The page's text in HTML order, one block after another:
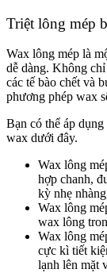
Triệt lông mép
Wax lông mép là
dễ dàng. Không
các tế bào chết và
phương phép wax
Bạn có thể áp
wax dưới đây.
Wax lông
hợp chanh,
kỳ nhẹ
Wax lông
wax lông
Wax lông
cực kì tiết
lạnh lên mặt